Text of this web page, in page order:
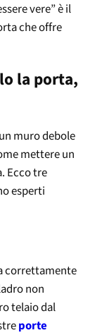
vere” è il
che offre
la porta,
muro debole
mettere un
Ecco tre
esperti
correttamente
non
telaio dal
porte